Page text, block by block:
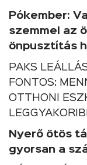
Pókember:
szemmel az
önpusztítás
PAKS
FONTOS:
OTTHONI
Nyerő ötös
gyorsan a